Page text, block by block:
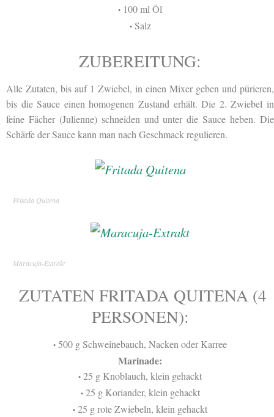
• 100 ml Öl
•Salz
ZUBEREITUNG:
Alle Zutaten, bis auf 1 Zwiebel, in einen Mixer geben und pürieren,
bis die Sauce einen homogenen Zustand erhält. Die 2. Zwiebel in
feine Fächer (Julienne) schneiden und unter die Sauce heben. Die
Schärfe der Sauce kann man nach Geschmack regulieren.
Fritada Quitena
Maracuja-Extrakt
ZUTATEN FRITADA QUITENA (4
PERSONEN):
• 500 g Schweinebauch, Nacken oder Karree
Marinade:
• 25 g Knoblauch, klein gehackt
•25 g Koriander, klein gehackt
• 25 g rote Zwiebeln, klein gehackt